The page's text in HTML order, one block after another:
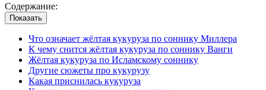
Содержание:
Показать
Что означает жёлтая кукуруза по соннику Миллера
К чему снится жёлтая кукуруза по соннику Ванги
Жёлтая кукуруза по Исламскому соннику
Другие сюжеты про кукурузу
Какая приснилась кукуруза